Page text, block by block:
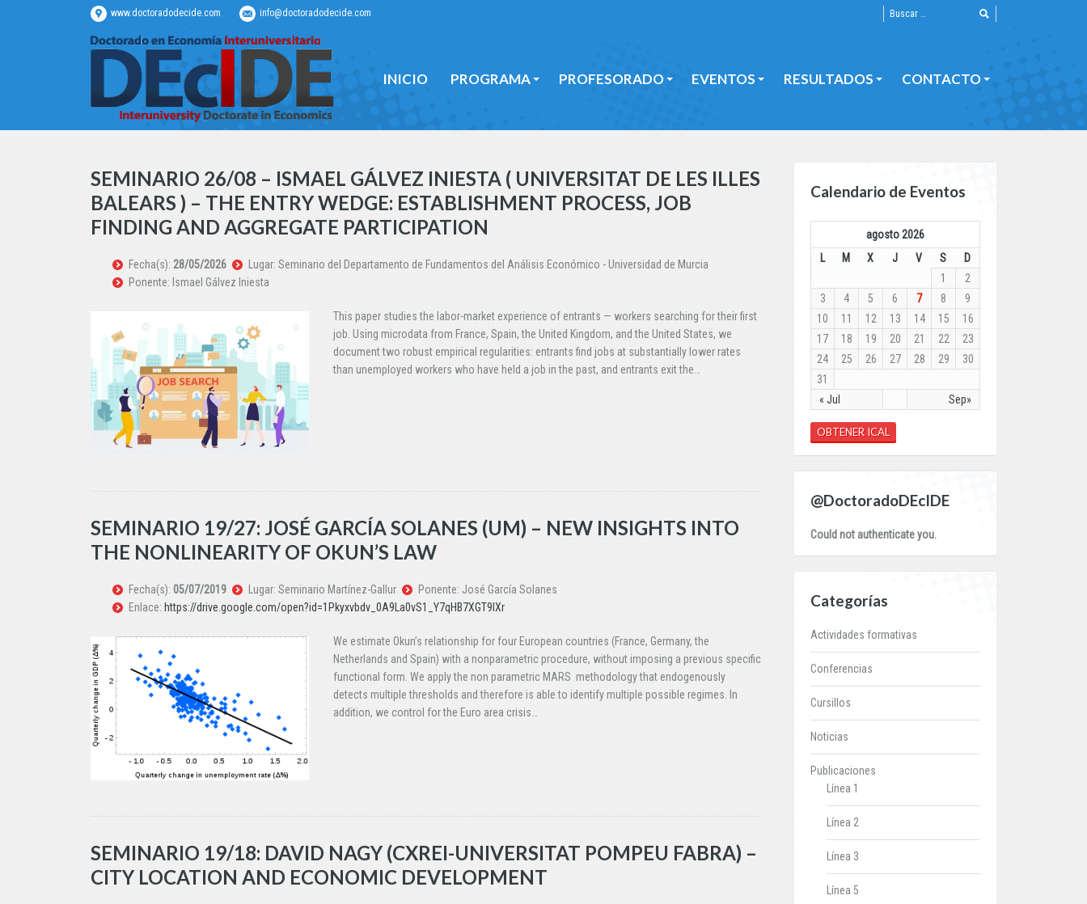
www.doctoradodecide.com info@doctoradodecide.com
INICIO PROGRAMA PROFESORADO EVENTOS RESULTADOS CONTACTO
SEMINARIO 26/08 – ISMAEL GÁLVEZ INIESTA ( UNIVERSITAT DE LES ILLES
BALEARS ) – THE ENTRY WEDGE: ESTABLISHMENT PROCESS, JOB
FINDING AND AGGREGATE PARTICIPATION
Fecha(s): 28/05/2026
Lugar: Seminario del Departamento de Fundamentos del Análisis Económico - Universidad de Murcia
Ponente: Ismael Gálvez Iniesta
This paper studies the labor-market experience of entrants — workers searching for their first
job. Using microdata from France, Spain, the United Kingdom, and the United States, we
document two robust empirical regularities: entrants find jobs at substantially lower rates
than unemployed workers who have held a job in the past, and entrants exit the…
SEMINARIO 19/27: JOSÉ GARCÍA SOLANES (UM) – NEW INSIGHTS INTO
THE NONLINEARITY OF OKUN’S LAW
Fecha(s): 05/07/2019 Lugar: Seminario Martínez-Gallur
Ponente: José García Solanes
Enlace: https://drive.google.com/open?id=1Pkyxvbdv_0A9La0vS1_Y7qHB7XGT9lXr
We estimate Okun’s relationship for four European countries (France, Germany, the
Netherlands and Spain) with a nonparametric procedure, without imposing a previous specific
functional form. We apply the non parametric MARS methodology that endogenously
detects multiple thresholds and therefore is able to identify multiple possible regimes. In
addition, we control for the Euro area crisis…
SEMINARIO 19/18: DAVID NAGY (CXREI-UNIVERSITAT POMPEU FABRA) –
CITY LOCATION AND ECONOMIC DEVELOPMENT
Calendario de Eventos
agosto 2026
L
M X J V S D
« Jul Sep»
1
2
3
4 5 6 7 8
9
10
11 12 13 14 15
16
17
18 19 20 21 22
23
24
25 26 27 28 29
30
31
OBTENER ICAL
@DoctoradoDEcIDE
Could not authenticate you.
Categorías
Actividades formativas
Conferencias
Cursillos
Noticias
Publicaciones
Línea 1
Línea 2
Línea 3
Línea 5